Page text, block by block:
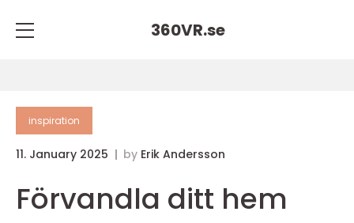
360VR.se
inspiration
11. January 2025 by Erik Andersson
Förvandla ditt hem